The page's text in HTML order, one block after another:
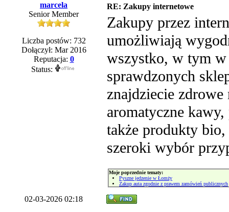
marcela
Senior Member
Liczba postów: 732
Dołączył: Mar 2016
Reputacja: 0
Status:
RE: Zakupy internetowe
Zakupy przez
umożliwiają
wszystko, w tym w
sprawdzonych
znajdziecie
aromatyczne
także produkty bio,
szeroki wybór
Moje poprzednie tematy:
Pyszne jedzenie w Łomży
Zakup auta zgodnie z prawem zamówień publicznych
02-03-2026 02:18